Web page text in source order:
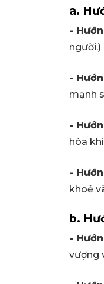
a.
-
người.)
-
mạnh
-
hòa
-
khoẻ
b.
-
vượng